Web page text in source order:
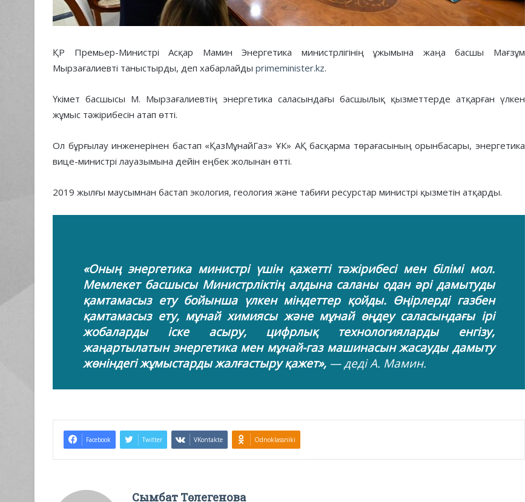
ҚР Премьер-Министрі Асқар Мамин Энергетика министрлігінің ұжымына жаңа басшы Мағзұм
Мырзағалиевті таныстырды, деп хабарлайды primeminister.kz.
Үкімет басшысы М. Мырзағалиевтің энергетика саласындағы басшылық қызметтерде атқарған үлкен
жұмыс тәжірибесін атап өтті.
Ол бұрғылау инженерінен бастап «ҚазМұнайГаз» ҰК» АҚ басқарма төрағасының орынбасары, энергетика
вице-министрі лауазымына дейін еңбек жолынан өтті.
2019 жылғы маусымнан бастап экология, геология және табиғи ресурстар министрі қызметін атқарды.
«Оның энергетика министрі үшін қажетті тәжірибесі мен білімі мол.
Мемлекет басшысы Министрліктің алдына саланы одан әрі дамытуды
қамтамасыз ету бойынша үлкен міндеттер қойды. Өңірлерді газбен
қамтамасыз ету, мұнай химиясы және мұнай өңдеу саласындағы ірі
жобаларды іске асыру, цифрлық технологияларды енгізу,
жаңартылатын энергетика мен мұнай-газ машинасын жасауды дамыту
жөніндегі жұмыстарды жалғастыру қажет», — деді А. Мамин.
Facebook Twitter VKontakte Odnoklassniki
Сымбат Төлегенова